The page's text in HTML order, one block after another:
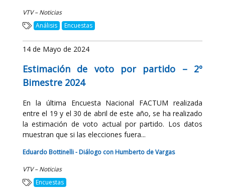
VTV – Noticias
Análisis
Encuestas
14 de Mayo de 2024
Estimación de voto por partido – 2º
Bimestre 2024
En la última Encuesta Nacional FACTUM realizada
entre el 19 y el 30 de abril de este año, se ha realizado
la estimación de voto actual por partido. Los datos
muestran que si las elecciones fuera...
Eduardo Bottinelli - Diálogo con Humberto de Vargas
VTV – Noticias
Encuestas